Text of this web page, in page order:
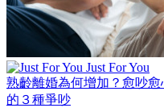
Just For You
熟齡離婚為何增加？愈吵
的３種爭吵